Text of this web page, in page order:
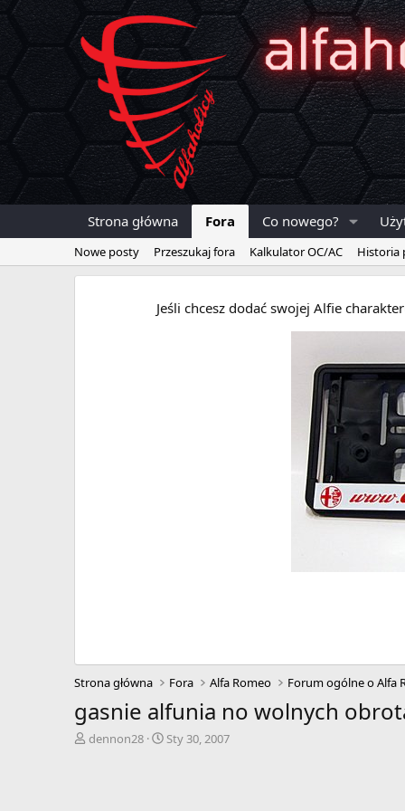
Strona główna Fora Co nowego?
Nowe posty Przeszukaj fora Kalkulator OC/AC Historia
Jeśli chcesz dodać swojej Alfie
Strona główna Fora Alfa Romeo Forum ogólne o Alfa
gasnie alfunia no wolnych
A
dennon28
D
Sty 30, 2007